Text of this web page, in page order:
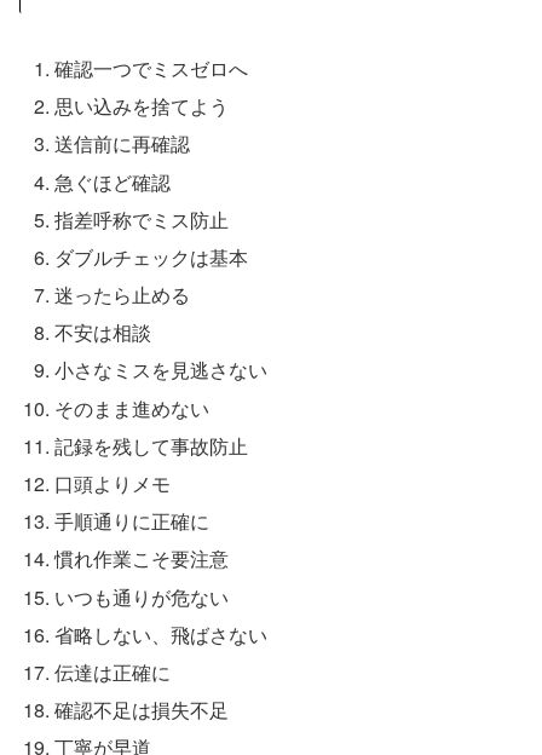
確認一つでミスゼロへ
思い込みを捨てよう
送信前に再確認
急ぐほど確認
指差呼称でミス防止
ダブルチェックは基本
迷ったら止める
不安は相談
小さなミスを見逃さない
そのまま進めない
記録を残して事故防止
口頭よりメモ
手順通りに正確に
慣れ作業こそ要注意
いつも通りが危ない
省略しない、飛ばさない
伝達は正確に
確認不足は損失不足
丁寧が早道